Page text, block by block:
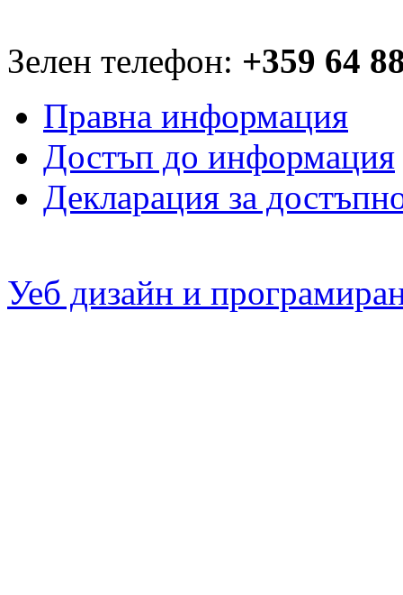
Зелен телефон: +359 64
Правна информация
Достъп до информация
Декларация за
Уеб дизайн и